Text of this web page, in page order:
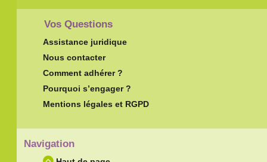
Vos Questions
Assistance juridique
Nous contacter
Comment adhérer ?
Pourquoi s’engager ?
Mentions légales et RGPD
Navigation